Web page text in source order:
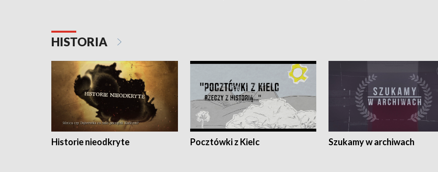
HISTORIA
Historie nieodkryte Pocztówki z Kielc Szukamy w archiwach